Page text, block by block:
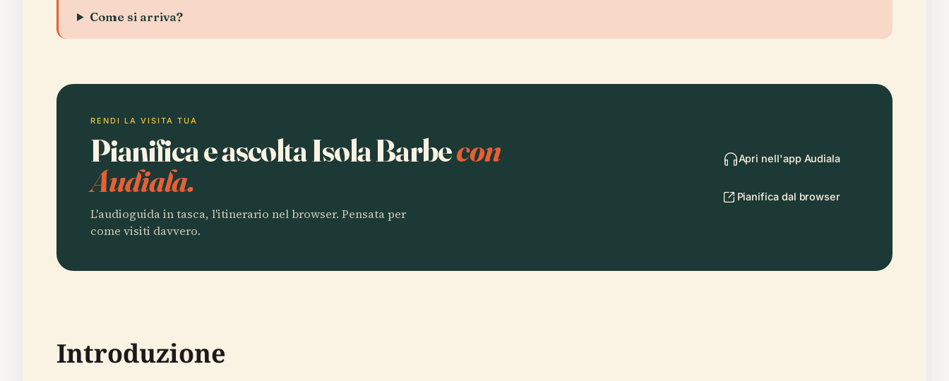
Come si arriva?
RENDI LA VISITA TUA
Pianifica e ascolta Isola Barbecon
Audiala.
L'audioguida in tasca, l'itinerario nel browser. Pensata per
come visiti davvero.
Apri nell'app Audiala
Pianifica dal browser
Introduzione